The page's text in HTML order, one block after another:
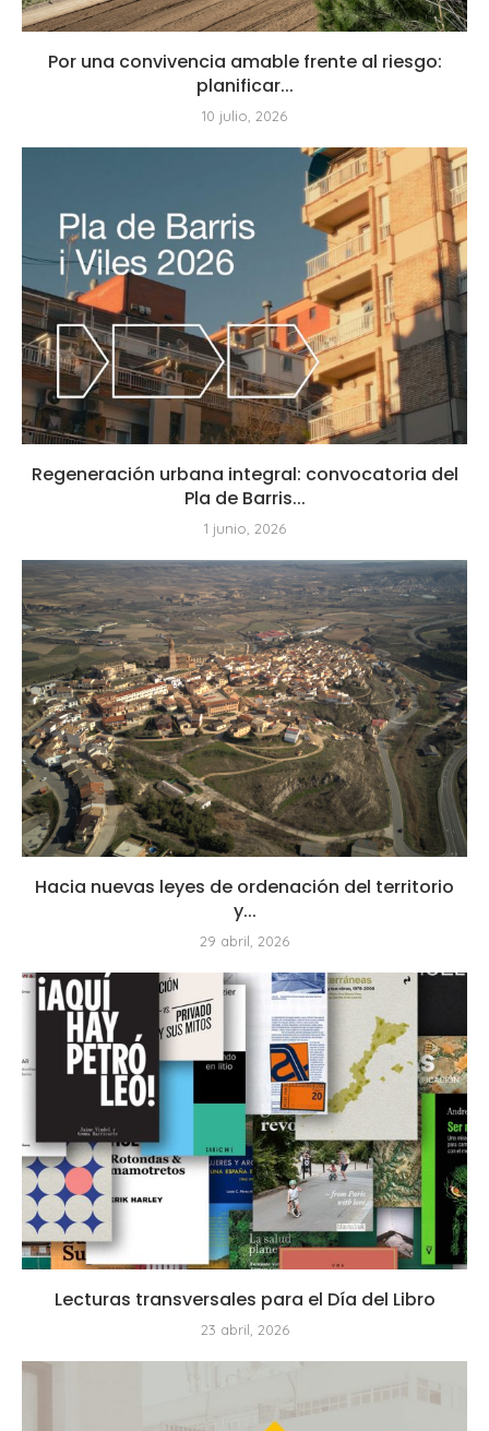
Por una convivencia amable frente al riesgo:
planificar...
10 julio, 2026
Regeneración urbana integral: convocatoria del
Pla de Barris...
1 junio, 2026
Hacia nuevas leyes de ordenación del territorio
y...
29 abril, 2026
Lecturas transversales para el Día del Libro
23 abril, 2026